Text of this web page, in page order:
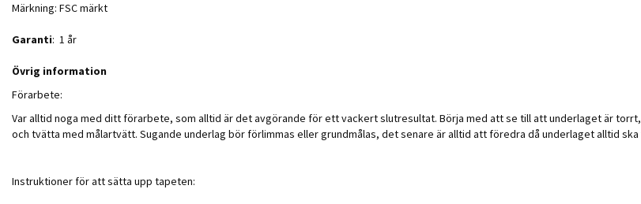
Märkning: FSC märkt
Garanti: 1 år
Övrig information
Förarbete:
Var alltid noga med ditt förarbete, som alltid är det avgörande för ett vackert slutresultat. Börja med att se till att underlaget är
och tvätta med målartvätt. Sugande underlag bör förlimmas eller grundmålas, det senare är alltid att föredra då underlaget alltid
Instruktioner för att sätta upp tapeten: